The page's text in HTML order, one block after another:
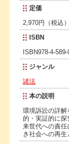
定価
2,970円（税込）
ISBN
ISBN978-4-
ジャンル
諸法
本の説明
環境訴訟の詳
的・実証的に
来世代への責
き社会への再生